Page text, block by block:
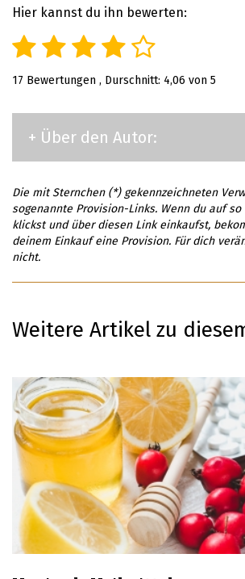
Hier kannst du ihn bewerten:
17 Bewertungen , Durschnitt: 4,06 von 5
+ Über den Autor:
Die mit Sternchen (*) gekennzeichneten
sogenannte Provision-Links. Wenn du auf
klickst und über diesen Link einkaufst,
deinem Einkauf eine Provision. Für dich
nicht.
Weitere Artikel zu